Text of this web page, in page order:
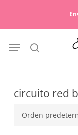
search
Menu
circuito red